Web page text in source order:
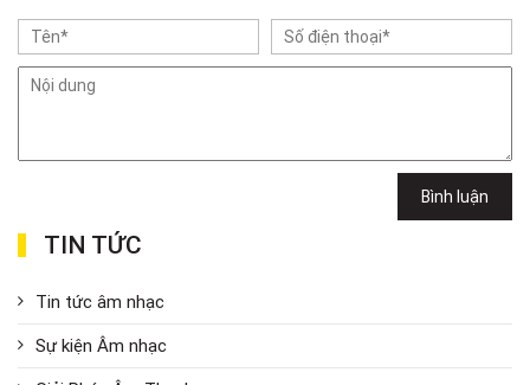
Bình luận
TIN TỨC
Tin tức âm nhạc
Sự kiện Âm nhạc